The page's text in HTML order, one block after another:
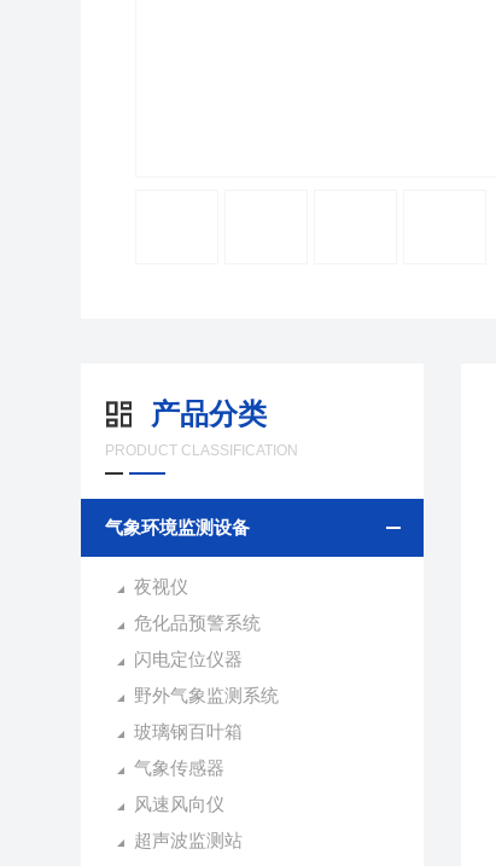
产品分类
PRODUCT CLASSIFICATION
气象环境监测设备
夜视仪
危化品预警系统
闪电定位仪器
野外气象监测系统
玻璃钢百叶箱
气象传感器
风速风向仪
超声波监测站